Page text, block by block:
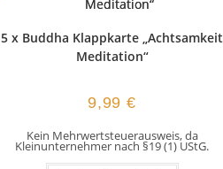
5 x Buddha Klappkarte „Achtsamkeit
Meditation“
9,99€
Kein Mehrwertsteuerausweis, da
Kleinunternehmer nach §19 (1) UStG.